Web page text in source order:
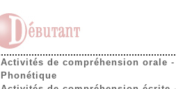
Activités de compréhension orale
Phonétique